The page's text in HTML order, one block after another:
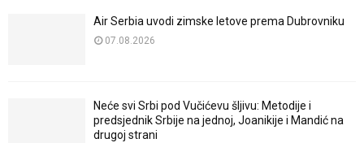
Air Serbia uvodi zimske letove prema Dubrovniku
07.08.2026
Neće svi Srbi pod Vučićevu šljivu: Metodije i
predsjednik Srbije na jednoj, Joanikije i Mandić na
drugoj strani